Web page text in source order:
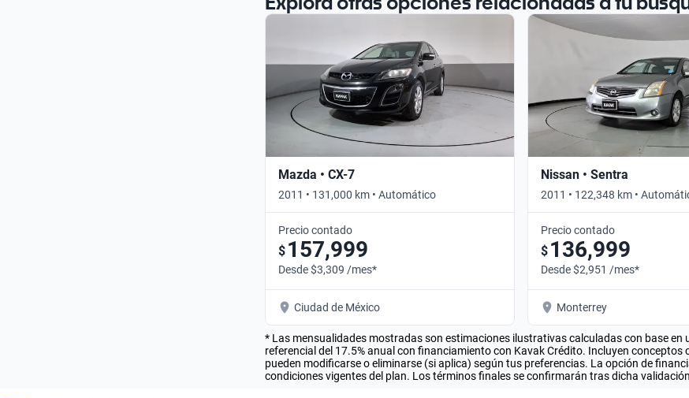
Mazda • CX-7
2011 • 131,000 km • Automático
Precio contado
$ 157,999
Desde $3,309 /mes*
Ciudad de México
Nissan • Sentra
2011 • 122,348 km •
Precio contado
$ 136,999
Desde $2,951 /mes*
Monterrey
* Las mensualidades mostradas son estimaciones ilustrativas calculadas con base en
referencial del 17.5% anual con financiamiento con Kavak Crédito. Incluyen
pueden modificarse o eliminarse (si aplica) según tus preferencias. La opción de
condiciones vigentes del plan. Los términos finales se confirmarán tras dicha